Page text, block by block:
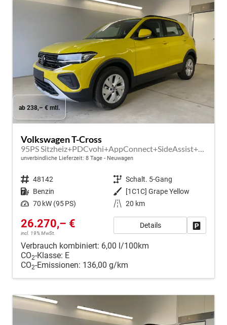
ab 238,– € mtl.
Volkswagen T-Cross
95PS Sitzheiz+PDCvohi+AppConnect+SideAssist+TravelAssist+ACC+Klima
unverbindliche Lieferzeit: 8 Tage Neuwagen
Fahrzeugnr. 48142 Getriebe Schalt. 5-Gang
Kraftstoff Benzin Außenfarbe
[1C1C] Grape Yellow
Leistung 70 kW (95 PS) Kilometerstand 20 km
26.270,– €
incl. 19% MwSt.
Details
Verbrauch kombiniert: 6,00 l/100km
CO2-Klasse: E
CO2-Emissionen: 136,00 g/km